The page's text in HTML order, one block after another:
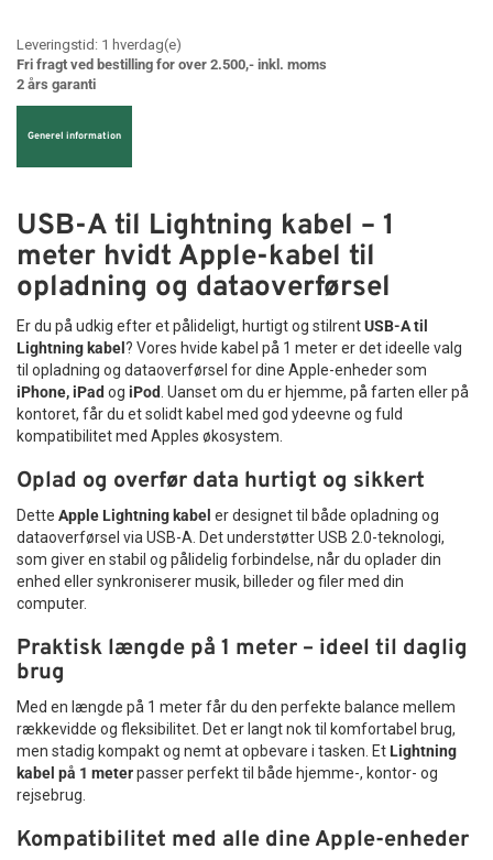
Leveringstid: 1 hverdag(e)
Fri fragt ved bestilling for over 2.500,- inkl. moms
2 års garanti
Generel information
USB-A til Lightning kabel – 1
meter hvidt Apple-kabel til
opladning og dataoverførsel
Er du på udkig efter et pålideligt, hurtigt og stilrentUSB-A til
Lightning kabel ? Vores hvide kabel på 1 meter er det ideelle valg
til opladning og dataoverførsel for dine Apple-enheder som
iPhone, iPad og iPod . Uanset om du er hjemme, på farten eller på
kontoret, får du et solidt kabel med god ydeevne og fuld
kompatibilitet med Apples økosystem.
Oplad og overfør data hurtigt og sikkert
Dette Apple Lightning kabel er designet til både opladning og
dataoverførsel via USB-A. Det understøtter USB 2.0-teknologi,
som giver en stabil og pålidelig forbindelse, når du oplader din
enhed eller synkroniserer musik, billeder og filer med din
computer.
Praktisk længde på 1 meter – ideel til daglig
brug
Med en længde på 1 meter får du den perfekte balance mellem
rækkevidde og fleksibilitet. Det er langt nok til komfortabel brug,
men stadig kompakt og nemt at opbevare i tasken. Et Lightning
kabel på 1 meterpasser perfekt til både hjemme-, kontor- og
rejsebrug.
Kompatibilitet med alle dine Apple-enheder